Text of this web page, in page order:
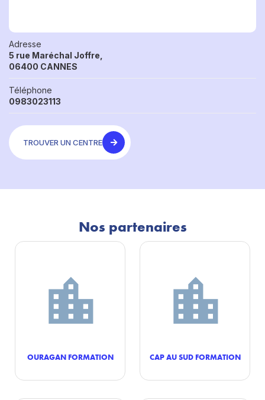
Adresse
5 rue Maréchal Joffre,
06400 CANNES
Téléphone
0983023113
TROUVER UN CENTRE
Nos partenaires
OURAGAN FORMATION CAP AU SUD FORMATION